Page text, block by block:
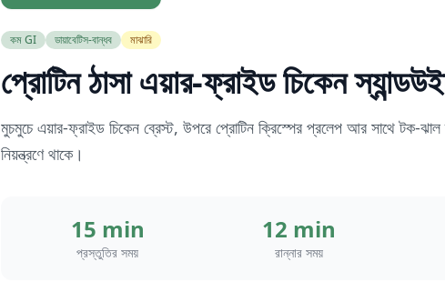
কম GI ডায়াবেটিস-বান্ধব মাঝারি
প্রোটিন ঠাসা এয়ার-ফ্রাইড চিকেন
মুচমুচে এয়ার-ফ্রাইড চিকেন ব্রেস্ট, উপরে প্রোটিন ক্রিস্পের প্রলেপ আর সাথে
নিয়ন্ত্রণে থাকে।
15 min
প্রস্তুতির সময়
12 min
রান্নার সময়